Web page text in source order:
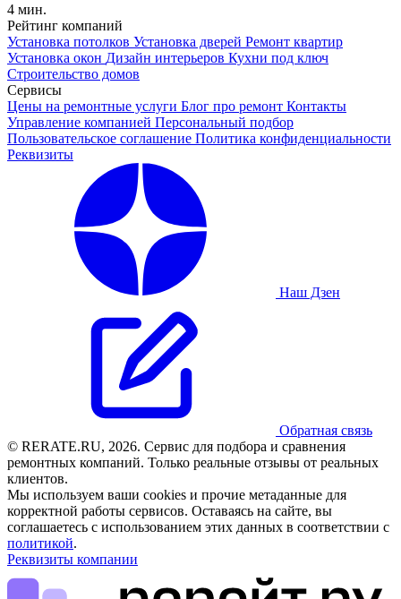
4 мин.
Рейтинг компаний
Установка потолков Установка дверей Ремонт квартир
Установка окон Дизайн интерьеров Кухни под ключ
Строительство домов
Сервисы
Цены на ремонтные услуги Блог про ремонт Контакты
Управление компанией Персональный подбор
Пользовательское соглашение Политика конфиденциальности
Реквизиты
Наш Дзен
Обратная связь
© RERATE.RU, 2026. Сервис для подбора и сравнения
ремонтных компаний. Только реальные отзывы от реальных
клиентов.
Мы используем ваши cookies и прочие метаданные для
корректной работы сервисов. Оставаясь на сайте, вы
соглашаетесь с использованием этих данных в соответствии с
политикой.
Реквизиты компании